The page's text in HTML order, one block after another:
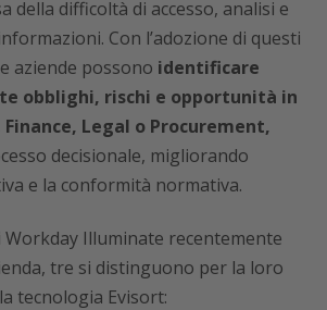
della difficoltà di accesso, analisi e
Con l’adozione di questi
aziende possono identificare
obblighi, rischi e opportunità in
Legal o Procurement,
decisionale, migliorando
e la conformità normativa.
Illuminate recentemente
tre si distinguono per la loro
tecnologia Evisort: